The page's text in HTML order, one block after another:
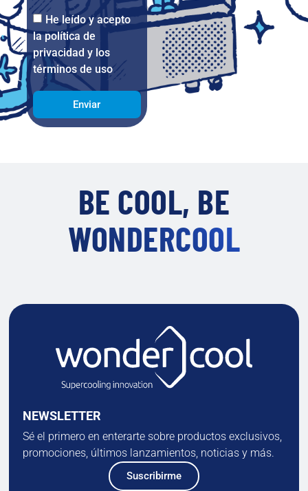
He leído y acepto
la política de
privacidad y los
términos de uso
Enviar
BE COOL, BE
WONDERCOOL
NEWSLETTER
Sé el primero en enterarte sobre productos exclusivos,
promociones, últimos lanzamientos, noticias y más.
Suscribirme